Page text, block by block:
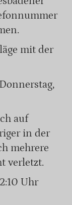
mit der
auf
in der
mehrere
verletzt.
Uhr